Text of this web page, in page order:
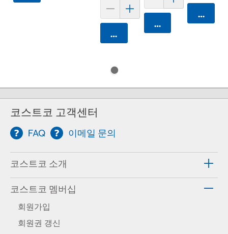
카트에 담기
카트에 담기
카트에
코스트코 고객센터
FAQ 이메일 문의
코스트코 소개
코스트코 멤버십
회원가입
회원권 갱신